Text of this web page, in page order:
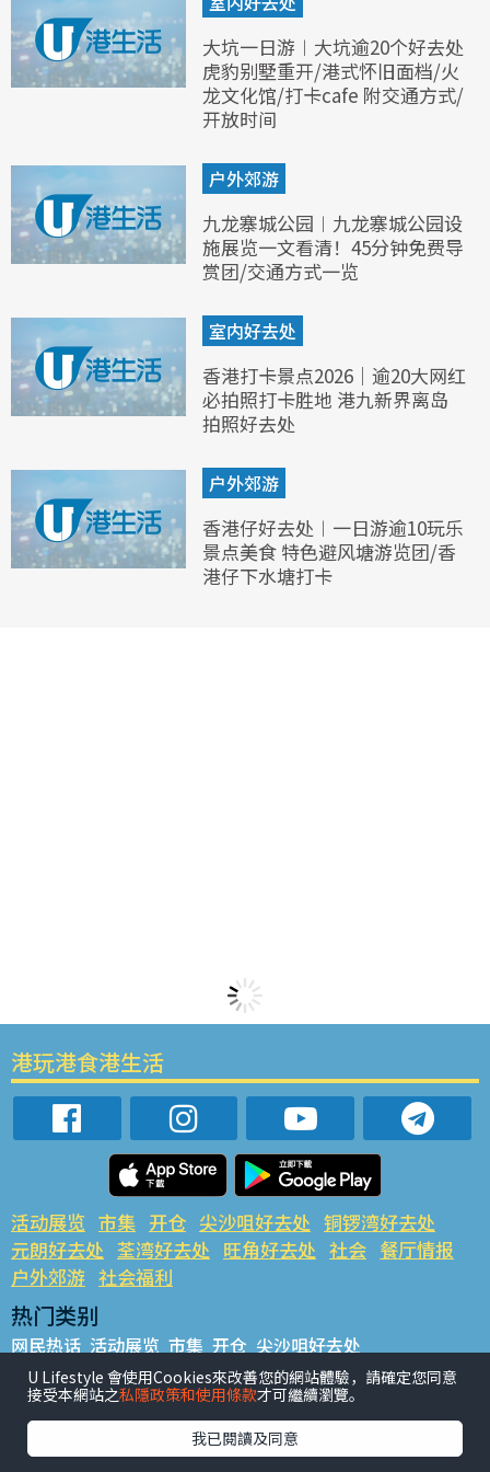
大坑一日游︱大坑逾20个好去处
虎豹别墅重开/港式怀旧面档/火
龙文化馆/打卡cafe 附交通方式/
开放时间
户外郊游
九龙寨城公园︱九龙寨城公园设
施展览一文看清！45分钟免费导
赏团/交通方式一览
室内好去处
香港打卡景点2026｜逾20大网红
必拍照打卡胜地 港九新界离岛
拍照好去处
户外郊游
香港仔好去处︱一日游逾10玩乐
景点美食 特色避风塘游览团/香
港仔下水塘打卡
港玩港食港生活
活动展览 市集 开仓 尖沙咀好去处 铜锣湾好去处
元朗好去处 荃湾好去处 旺角好去处 社会 餐厅情报
户外郊游 社会福利
热门类别
网民热话 活动展览 市集 开仓 尖沙咀好去处
铜锣湾好去处 元朗好去处 荃湾好去处 旺角好去处 社会
餐厅情报 户外郊游
热门标签
#UGO揾好去处 #人气活动推介 #美食社群热话
U Lifestyle 會使用Cookies來改善您的網站體驗，請確定您同意
接受本網站之私隱政策和使用條款才可繼續瀏覽。
我已閱讀及同意